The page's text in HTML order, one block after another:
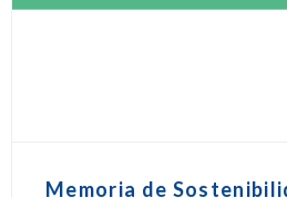
Memoria de